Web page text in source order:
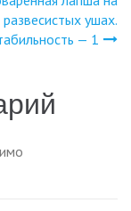
развесистых ушах.
— 1